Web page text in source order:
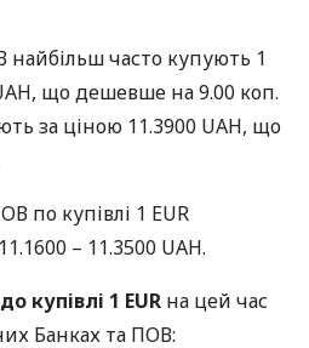
найбільш часто купують 1
, що дешевше на 9.00 коп.
за ціною 11.3900 UAH, що
по купівлі 1 EUR
– 11.3500 UAH.
купівлі 1 EUR на цей час
Банках та ПОВ: